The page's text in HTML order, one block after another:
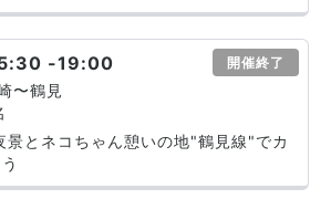
-19:00 開催終了
〜鶴見
景とネコちゃん憩いの地"鶴見線"でカ